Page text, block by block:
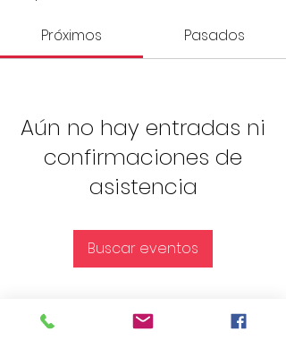
Próximos Pasados
Aún no hay entradas ni
confirmaciones de
asistencia
Buscar eventos